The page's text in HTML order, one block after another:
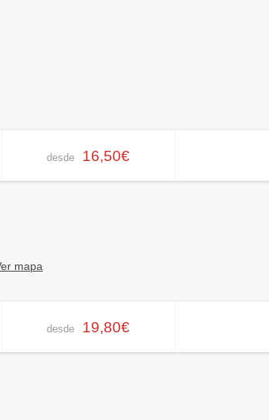
desde 16,50€
mapa
desde 19,80€